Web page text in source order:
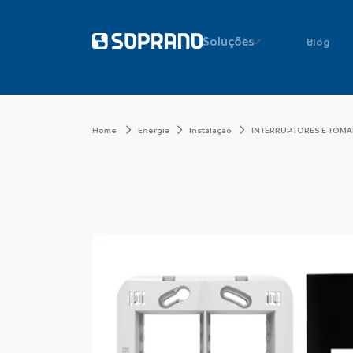
Soluções Blog
Home Energia Instalação INTERRUPTORES E